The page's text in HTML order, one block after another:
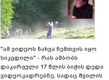
"ამ ვიდეოს ნახვა ჩემთვის იყო
სიკვდილი" - რას ამბობს
დაკარგული 17 წლის ბიჭის დედა
ვიდეოკადრებზე, სადაც შვილის